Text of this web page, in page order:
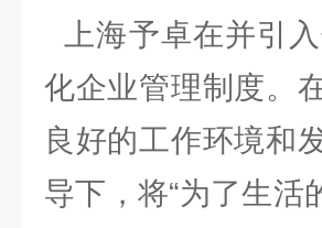
上海予卓在并引
化企业管理制度。
良好的工作环境和
导下，将“为了生活